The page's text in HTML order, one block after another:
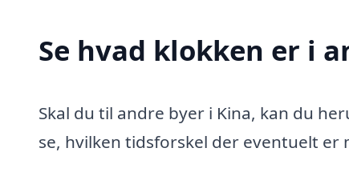
Se hvad klokken er i
Skal du til andre byer i Kina, kan du
se, hvilken tidsforskel der eventuelt er